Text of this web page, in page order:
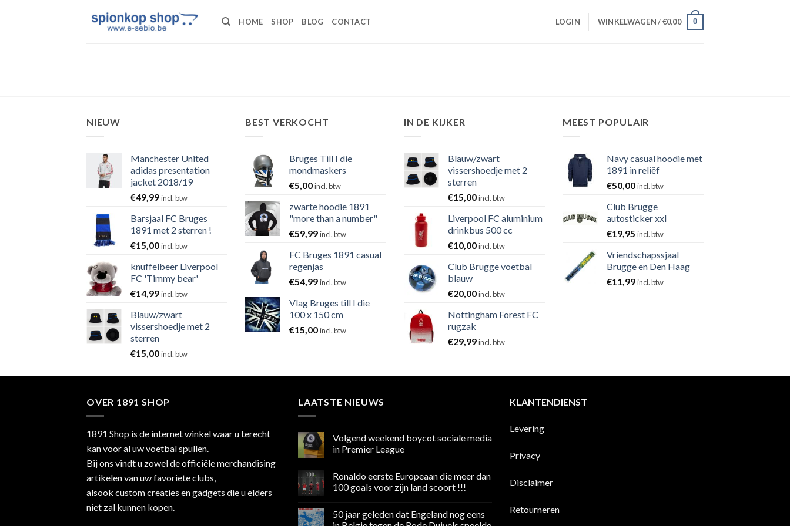
HOME SHOP BLOG CONTACT LOGIN WINKELWAGEN /€0,00 0
NIEUW
Manchester United
adidas presentation
jacket 2018/19
€49,99incl. btw
Barsjaal FC Bruges
1891 met 2 sterren !
€15,00incl. btw
knuffelbeer Liverpool
FC 'Timmy bear'
€14,99incl. btw
Blauw/zwart
vissershoedje met 2
sterren
€15,00incl. btw
BEST VERKOCHT
Bruges Till I die
mondmaskers
€5,00incl. btw
zwarte hoodie 1891
"more than a number"
€59,99incl. btw
FC Bruges 1891 casual
regenjas
€54,99incl. btw
Vlag Bruges till I die
100 x 150 cm
€15,00incl. btw
IN DE KIJKER
Blauw/zwart
vissershoedje met 2
sterren
€15,00incl. btw
Liverpool FC aluminium
drinkbus 500 cc
€10,00incl. btw
Club Brugge voetbal
blauw
€20,00incl. btw
Nottingham Forest FC
rugzak
€29,99incl. btw
MEEST POPULAIR
Navy casual hoodie met
1891 in reliëf
€50,00incl. btw
Club Brugge
autosticker xxl
€19,95 incl. btw
Vriendschapssjaal
Brugge en Den Haag
€11,99incl. btw
OVER 1891 SHOP
1891 Shop is de internet winkel waar u terecht
kan voor al uw voetbal spullen.
Bij ons vindt u zowel de officiële merchandising
artikelen van uw favoriete clubs,
alsook custom creaties en gadgets die u elders
niet zal kunnen kopen.
LAATSTE NIEUWS
Volgend weekend boycot sociale media
in Premier League
op
Volgend
weekend
media
in
Ronaldo eerste Europeaan die meer dan
100 goals voor zijn land scoort !!!
op
Ronaldo
50 jaar geleden dat Engeland nog eens
KLANTENDIENST
Levering
Privacy
Disclaimer
Retourneren